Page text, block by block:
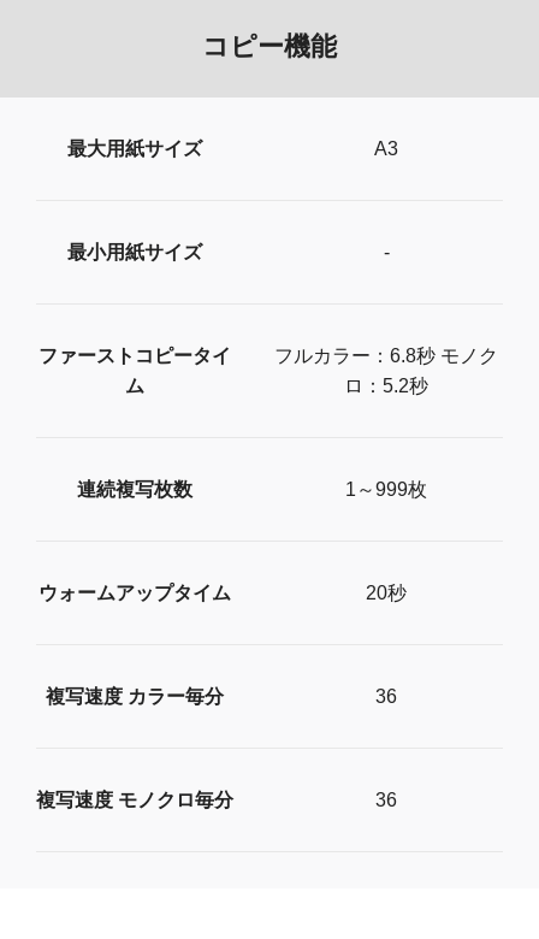
コピー機能
最大用紙サイズ A3
最小用紙サイズ -
ファーストコピータイ
ム
フルカラー：6.8秒 モノク
ロ：5.2秒
連続複写枚数 1～999枚
ウォームアップタイム 20秒
複写速度 カラー毎分 36
複写速度 モノクロ毎分 36